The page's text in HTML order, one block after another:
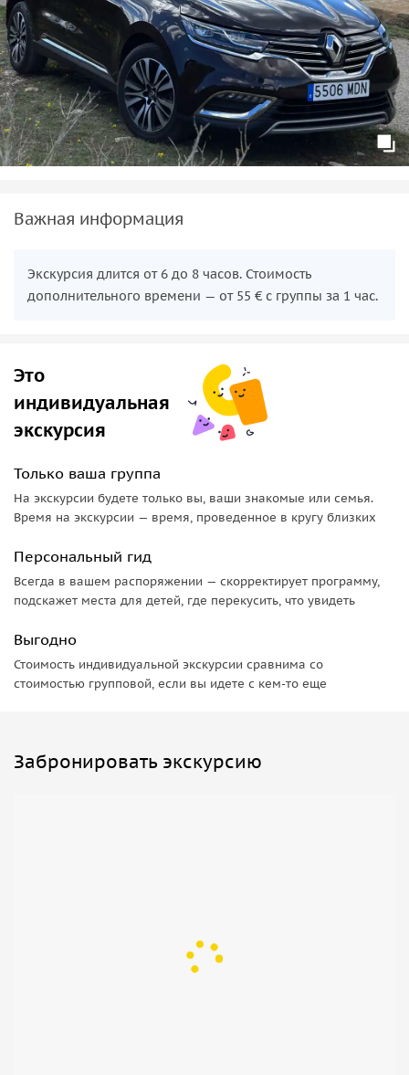
Важная информация
Экскурсия длится от 6 до 8 часов. Стоимость
дополнительного времени — от 55 € с группы за 1 час.
Это
индивидуальная
экскурсия
Только ваша группа
На экскурсии будете только вы, ваши знакомые или семья.
Время на экскурсии — время, проведенное в кругу близких
Персональный гид
Всегда в вашем распоряжении — скорректирует программу,
подскажет места для детей, где перекусить, что увидеть
Выгодно
Стоимость индивидуальной экскурсии сравнима со
стоимостью групповой, если вы идете с кем-то еще
Забронировать экскурсию